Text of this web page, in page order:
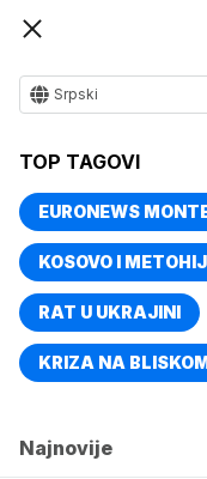
Srpski
TOP TAGOVI
EURONEWS
KOSOVO I
RAT U UKRAJINI
KRIZA NA
Najnovije
Naslovna Magazin
Kralj